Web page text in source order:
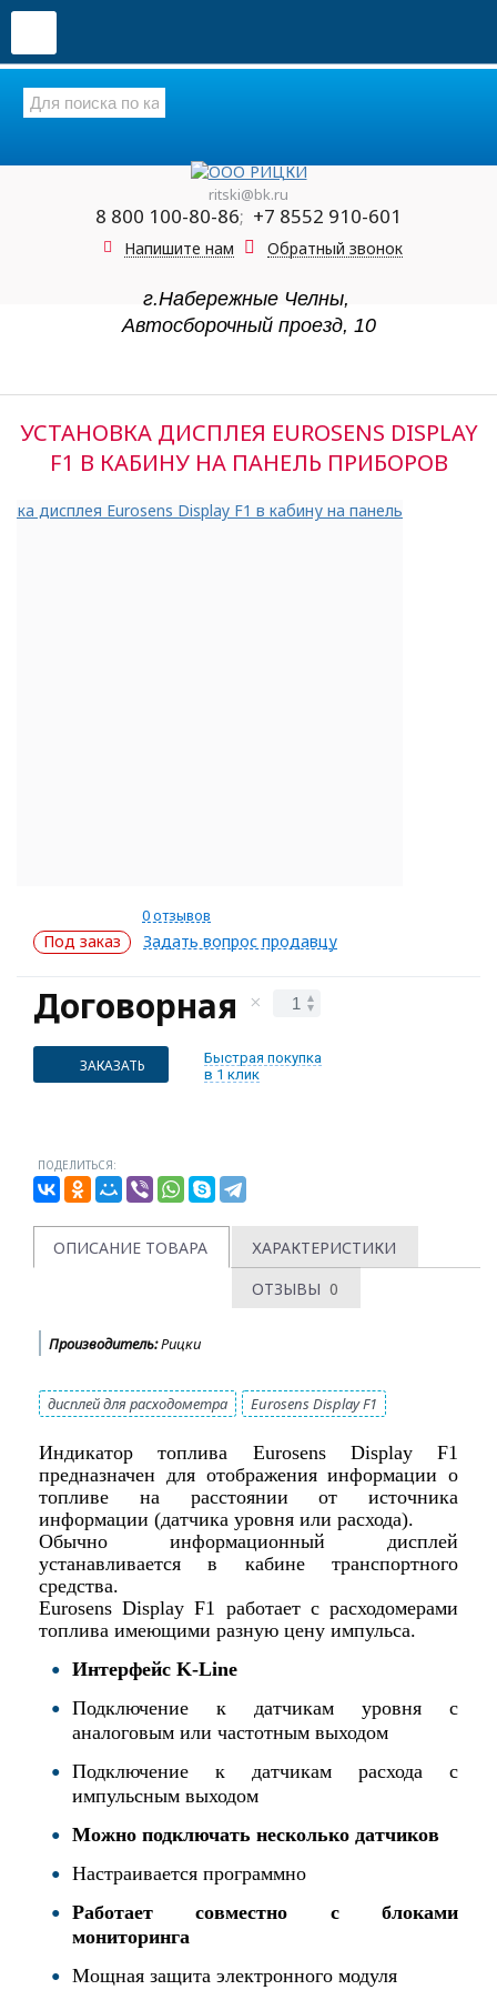
ritski@bk.ru
8 800 100-80-86; +7 8552 910-601
Напишите нам Обратный звонок
г.Набережные Челны,
Автосборочный проезд, 10
УСТАНОВКА ДИСПЛЕЯ EUROSENS DISPLAY
F1 В КАБИНУ НА ПАНЕЛЬ ПРИБОРОВ
0 отзывов
Под заказ Задать вопрос продавцу
Договорная
ЗАКАЗАТЬ
Быстрая покупка
в 1 клик
ПОДЕЛИТЬСЯ:
ОПИСАНИЕ ТОВАРА
ХАРАКТЕРИСТИКИ
ОТЗЫВЫ 0
Производитель:Рицки
дисплей для расходометра Eurosens Display F1
Индикатор топлива Eurosens Display F1
предназначен для отображения информации о
топливе на расстоянии от источника
информации (датчика уровня или расхода).
Обычно информационный дисплей
устанавливается в кабине транспортного
средства.
Eurosens Display F1 работает с расходомерами
топлива имеющими разную цену импульса.
Интерфейс K-Line
Подключение к датчикам уровня с
аналоговым или частотным выходом
Подключение к датчикам расхода с
импульсным выходом
Можно подключать несколько датчиков
Настраивается программно
Работает совместно с блоками
мониторинга
Мощная защита электронного модуля